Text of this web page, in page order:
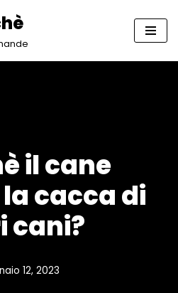
il cane
cacca di
cani?
12, 2023